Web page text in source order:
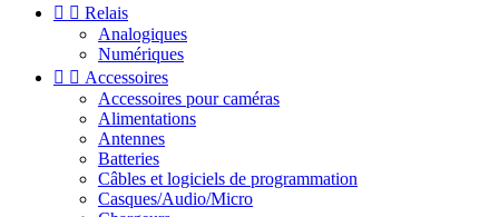
  Relais
Analogiques
Numériques
  Accessoires
Accessoires pour caméras
Alimentations
Antennes
Batteries
Câbles et logiciels de programmation
Casques/Audio/Micro